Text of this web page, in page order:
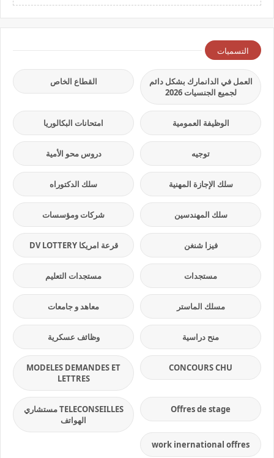
التسميات
العمل في الدانمارك بشكل دائم
لجميع الجنسيات 2026
القطاع الخاص
الوظيفة العمومية امتحانات البكالوريا
توجيه دروس محو الأمية
سلك الإجازة المهنية سلك الدكتوراه
سلك المهندسين شركات ومؤسسات
فيزا شنغن قرعة امريكا DV LOTTERY
مستجدات مستجدات التعليم
مسلك الماستر معاهد و جامعات
منح دراسية وظائف عسكرية
CONCOURS CHU
MODELES DEMANDES ET
LETTRES
Offres de stage
TELECONSEILLES مستشاري
الهواتف
work inernational offres